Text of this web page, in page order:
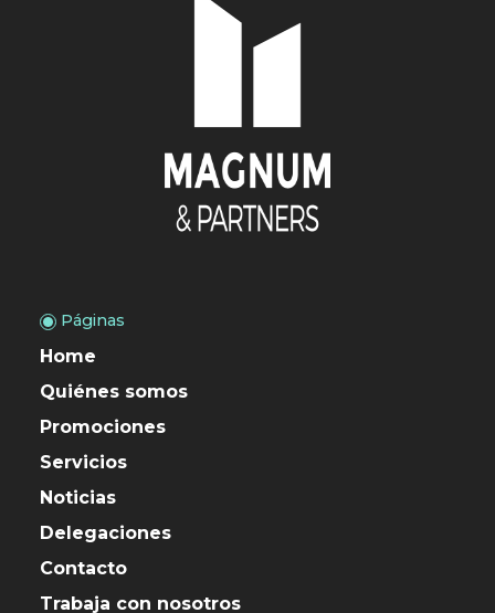
Páginas
Home
Quiénes somos
Promociones
Servicios
Noticias
Delegaciones
Contacto
Trabaja con nosotros